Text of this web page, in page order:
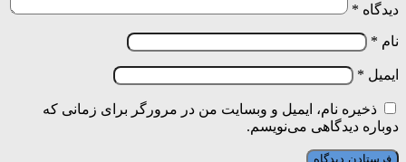
دیدگاه *
نام *
ایمیل *
ذخیره نام، ایمیل و وبسایت من در مرورگر برای زمانی که
دوباره دیدگاهی می‌نویسم.